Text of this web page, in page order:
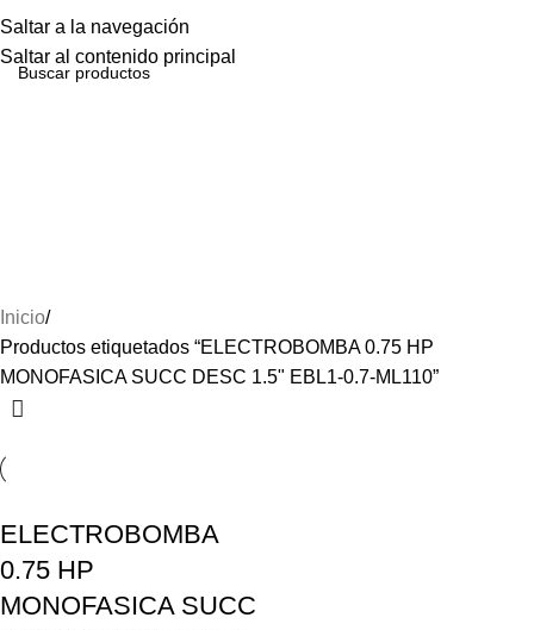
Saltar a la navegación
Saltar al contenido principal
Menú
Inicio
Productos etiquetados “ELECTROBOMBA 0.75 HP
MONOFASICA SUCC DESC 1.5" EBL1-0.7-ML110”
ELECTROBOMBA
0.75 HP
MONOFASICA SUCC